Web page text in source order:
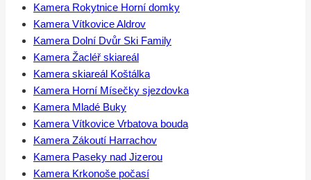
Kamera Rokytnice Horní domky
Kamera Vítkovice Aldrov
Kamera Dolní Dvůr Ski Family
Kamera Žacléř skiareál
Kamera skiareál Koštálka
Kamera Horní Mísečky sjezdovka
Kamera Mladé Buky
Kamera Vítkovice Vrbatova bouda
Kamera Zákoutí Harrachov
Kamera Paseky nad Jizerou
Kamera Krkonoše počasí